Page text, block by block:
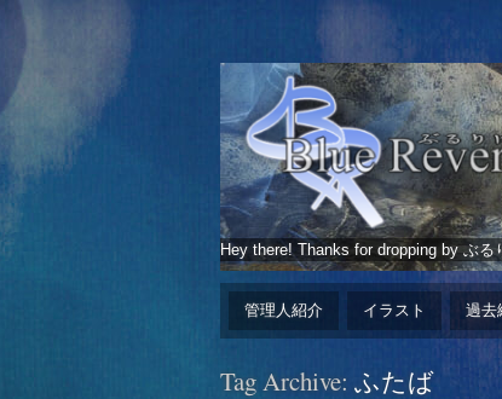
Hey there! Thanks for dropping by ぶ
管理人紹介 イラスト 過去
Tag Archive: ふたば